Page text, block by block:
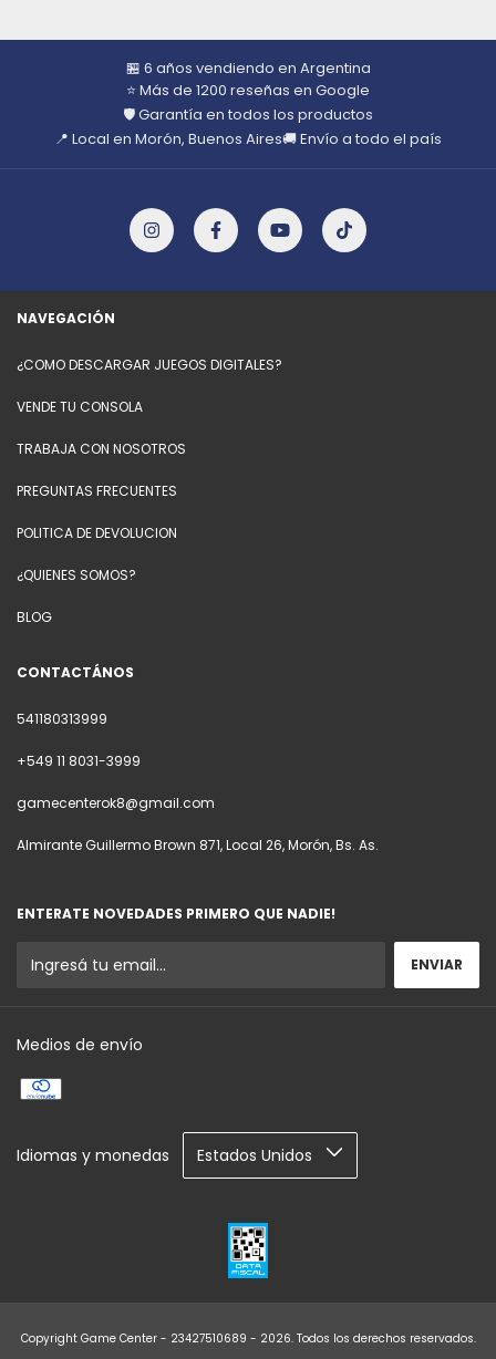
🏪 6 años vendiendo en Argentina
⭐ Más de 1200 reseñas en Google
🛡️ Garantía en todos los productos
📍 Local en Morón, Buenos Aires🚚 Envío a todo el país
NAVEGACIÓN
¿COMO DESCARGAR JUEGOS DIGITALES?
VENDE TU CONSOLA
TRABAJA CON NOSOTROS
PREGUNTAS FRECUENTES
POLITICA DE DEVOLUCION
¿QUIENES SOMOS?
BLOG
CONTACTÁNOS
541180313999
+549 11 8031-3999
gamecenterok8@gmail.com
Almirante Guillermo Brown 871, Local 26, Morón, Bs. As.
ENTERATE NOVEDADES PRIMERO QUE NADIE!
Medios de envío
Idiomas y monedas
Copyright Game Center - 23427510689 - 2026. Todos los derechos reservados.